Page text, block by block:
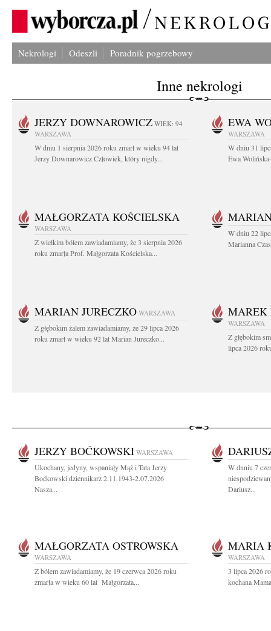
Nekrologi Odeszli Poradnik pogrzebowy
Inne nekrologi
JERZY DOWNAROWICZ WIEK: 94
WARSZAWA
W dniu 1 sierpnia 2026 roku zmarł w wieku 94 lat
Jerzy Downarowicz Człowiek, który nigdy...
EWA
WARSZAWA
W dniu 31
Ewa
MAŁGORZATA KOŚCIELSKA
WARSZAWA
Z wielkim bólem zawiadamiamy, że 3 sierpnia 2026
roku zmarła Prof. Małgorzata Kościelska...
W dniu 22
Marianna
MARIAN JURECZKO WARSZAWA
Z głębokim żalem zawiadamiamy, że 29 lipca 2026
roku zmarł w wieku 92 lat Marian Jureczko...
MAREK
WARSZAWA
Z głębokim
lipca 2026
JERZY BOĆKOWSKI WARSZAWA
Ukochany, jedyny, wspaniały Mąż i Tata Jerzy
Boćkowski dziennikarz 2.11.1943-2.07.2026
Nasza...
W dnniu 7
Dariusz...
MAŁGORZATA OSTROWSKA
WARSZAWA
Z bólem zawiadamiamy, że 19 czerwca 2026 roku
zmarła w wieku 60 lat Małgorzata...
MARIA
WARSZAWA
3 lipca 2026
kochana